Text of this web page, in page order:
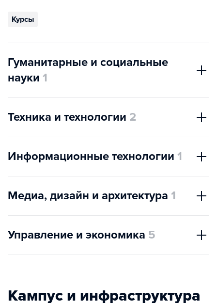
Курсы
Гуманитарные и социальные
науки 1
Техника и технологии 2
Информационные технологии 1
Медиа, дизайн и архитектура 1
Управление и экономика 5
Кампус и инфраструктура